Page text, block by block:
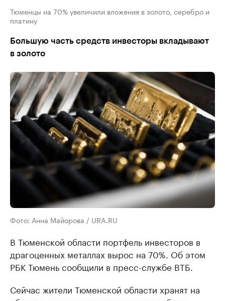
Тюменцы на 70% увеличили вложения в золото, серебро и
платину
Большую часть средств инвесторы вкладывают
в золото
Фото: Анна Майорова / URA.RU
В Тюменской области портфель инвесторов в
драгоценных металлах вырос на 70%. Об этом
РБК Тюмень сообщили в пресс-службе ВТБ.
Сейчас жители Тюменской области хранят на